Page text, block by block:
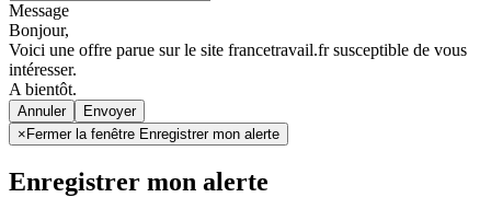
Message
Bonjour,
Voici une offre parue sur le site francetravail.fr susceptible de vous
intéresser.
A bientôt.
Annuler
× Fermer la fenêtre Enregistrer mon alerte
Enregistrer mon alerte